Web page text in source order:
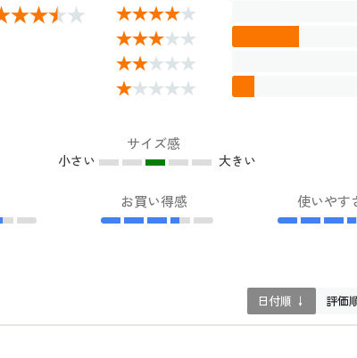
サイズ感
小さい 大きい
お買い得感 使いやす
日付順 ↓ 評価